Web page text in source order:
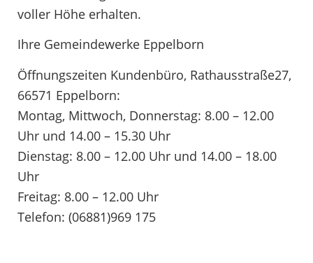
voller Höhe erhalten.
Ihre Gemeindewerke Eppelborn
Öffnungszeiten Kundenbüro, Rathausstraße27,
66571 Eppelborn:
Montag, Mittwoch, Donnerstag: 8.00 – 12.00
Uhr und 14.00 – 15.30 Uhr
Dienstag: 8.00 – 12.00 Uhr und 14.00 – 18.00
Uhr
Freitag: 8.00 – 12.00 Uhr
Telefon: (06881)969 175